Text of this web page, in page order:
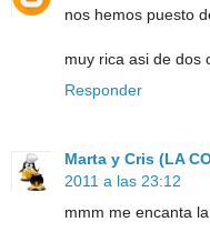
nos hemos puesto
muy rica asi de dos
Responder
Marta y Cris (LA
2011 a las 23:12
mmm me encanta